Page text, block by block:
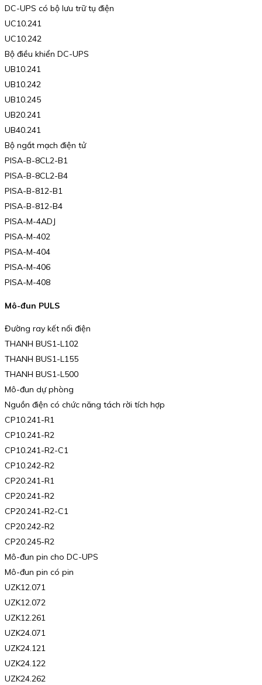
DC-UPS có bộ lưu trữ tụ điện
UC10.241
UC10.242
Bộ điều khiển DC-UPS
UB10.241
UB10.242
UB10.245
UB20.241
UB40.241
Bộ ngắt mạch điện tử
PISA-B-8CL2-B1
PISA-B-8CL2-B4
PISA-B-812-B1
PISA-B-812-B4
PISA-M-4ADJ
PISA-M-402
PISA-M-404
PISA-M-406
PISA-M-408
Mô-đun PULS
Đường ray kết nối điện
THANH BUS1-L102
THANH BUS1-L155
THANH BUS1-L500
Mô-đun dự phòng
Nguồn điện có chức năng tách rời tích hợp
CP10.241-R1
CP10.241-R2
CP10.241-R2-C1
CP10.242-R2
CP20.241-R1
CP20.241-R2
CP20.241-R2-C1
CP20.242-R2
CP20.245-R2
Mô-đun pin cho DC-UPS
Mô-đun pin có pin
UZK12.071
UZK12.072
UZK12.261
UZK24.071
UZK24.121
UZK24.122
UZK24.262